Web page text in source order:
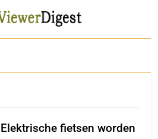
Elektrische fietsen worden